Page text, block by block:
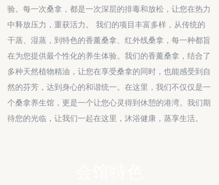
验。每一次桑拿，都是一次深层的排毒和放松，让您在热力
中释放压力，重获活力。 我们的项目丰富多样，从传统的
干蒸、湿蒸，到特色的香薰桑拿、红外线桑拿，每一种都旨
在为您提供最个性化的养生体验。我们的香薰桑拿，结合了
多种天然植物精油，让您在享受桑拿的同时，也能感受到自
然的芬芳，达到身心的和谐统一。在这里，我们不仅仅是一
个桑拿养生馆，更是一个让您心灵得到休憩的港湾。我们期
待您的光临，让我们一起在这里，沐浴健康，蒸享生活。